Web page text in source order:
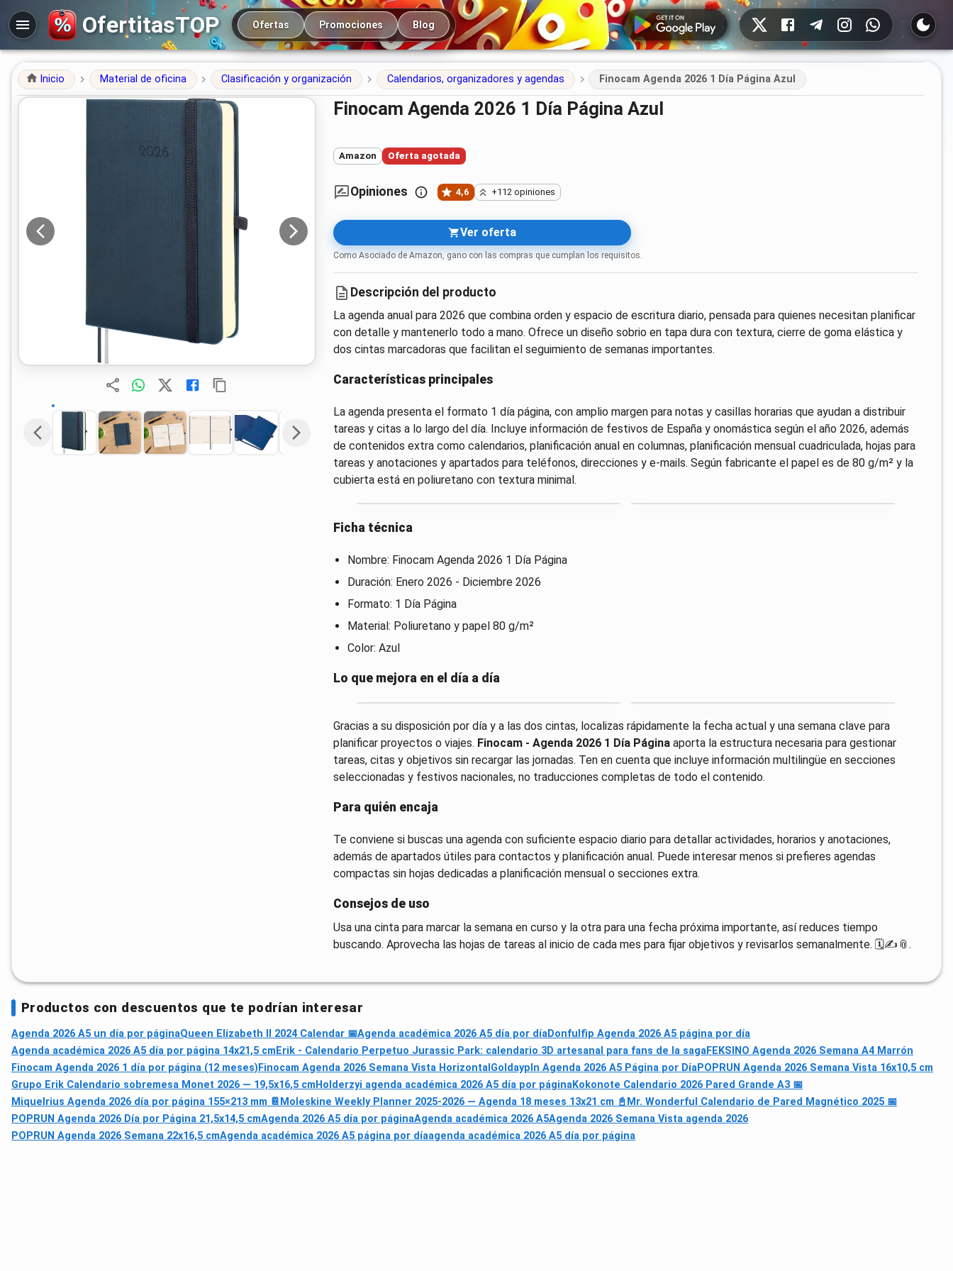
OfertitasTOP Navegación principal
Ofertas Promociones Blog
Redes sociales
Inicio Material de oficina Clasificación y organización Calendarios, organizadores y agendas Finocam Agenda 2026 1 Día Página Azul
Finocam Agenda 2026 1 Día Página Azul
Amazon Oferta agotada
Opiniones 4,6 +112 opiniones
Ver oferta
Como Asociado de Amazon, gano con las compras que cumplan los requisitos.
Descripción del producto
La agenda anual para 2026 que combina orden y espacio de escritura diario, pensada para quienes necesitan planificar
con detalle y mantenerlo todo a mano. Ofrece un diseño sobrio en tapa dura con textura, cierre de goma elástica y
dos cintas marcadoras que facilitan el seguimiento de semanas importantes.
Características principales
La agenda presenta el formato 1 día página, con amplio margen para notas y casillas horarias que ayudan a distribuir
tareas y citas a lo largo del día. Incluye información de festivos de España y onomástica según el año 2026, además
de contenidos extra como calendarios, planificación anual en columnas, planificación mensual cuadriculada, hojas para
tareas y anotaciones y apartados para teléfonos, direcciones y e-mails. Según fabricante el papel es de 80 g/m² y la
cubierta está en poliuretano con textura minimal.
Ficha técnica
Nombre: Finocam Agenda 2026 1 Día Página
Duración: Enero 2026 - Diciembre 2026
Formato: 1 Día Página
Material: Poliuretano y papel 80 g/m²
Color: Azul
Lo que mejora en el día a día
Gracias a su disposición por día y a las dos cintas, localizas rápidamente la fecha actual y una semana clave para
planificar proyectos o viajes. Finocam - Agenda 2026 1 Día Páginaaporta la estructura necesaria para gestionar
tareas, citas y objetivos sin recargar las jornadas. Ten en cuenta que incluye información multilingüe en secciones
seleccionadas y festivos nacionales, no traducciones completas de todo el contenido.
Para quién encaja
Te conviene si buscas una agenda con suficiente espacio diario para detallar actividades, horarios y anotaciones,
además de apartados útiles para contactos y planificación anual. Puede interesar menos si prefieres agendas
compactas sin hojas dedicadas a planificación mensual o secciones extra.
Consejos de uso
Usa una cinta para marcar la semana en curso y la otra para una fecha próxima importante, así reduces tiempo
buscando. Aprovecha las hojas de tareas al inicio de cada mes para fijar objetivos y revisarlos semanalmente. 🗓️✍️📎.
Productos con descuentos que te podrían interesar
Agenda 2026 A5 un día por páginaQueen Elizabeth II 2024 Calendar 📅Agenda académica 2026 A5 día por díaDonfulfip Agenda 2026 A5 página por día
Agenda académica 2026 A5 día por página 14x21,5 cm Erik - Calendario Perpetuo Jurassic Park: calendario 3D artesanal para fans de la sagaFEKSINO Agenda 2026 Semana A4 Marrón
Finocam Agenda 2026 1 día por página (12 meses) Finocam Agenda 2026 Semana Vista Horizontal Goldaypln Agenda 2026 A5 Página por DíaPOPRUN Agenda 2026 Semana Vista 16x10,5 cm
Grupo Erik Calendario sobremesa Monet 2026 — 19,5x16,5 cm Holderzyi agenda académica 2026 A5 día por páginaKokonote Calendario 2026 Pared Grande A3 📅
Miquelrius Agenda 2026 día por página 155×213 mm 📔 Moleskine Weekly Planner 2025-2026 — Agenda 18 meses 13x21 cm 📓 Mr. Wonderful Calendario de Pared Magnético 2025 📅
POPRUN Agenda 2026 Día por Página 21,5x14,5 cmAgenda 2026 A5 día por páginaAgenda académica 2026 A5Agenda 2026 Semana Vista agenda 2026
POPRUN Agenda 2026 Semana 22x16,5 cmAgenda académica 2026 A5 página por díaagenda académica 2026 A5 día por página